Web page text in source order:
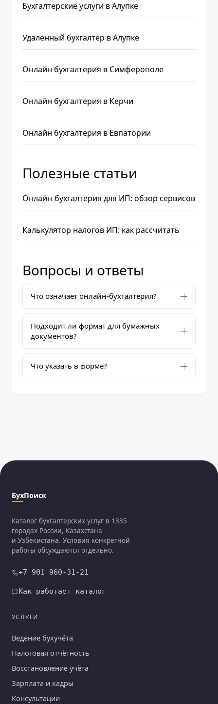
Бухгалтерские услуги в Алупке
Удалённый бухгалтер в Алупке
Онлайн бухгалтерия в Симферополе
Онлайн бухгалтерия в Керчи
Онлайн бухгалтерия в Евпатории
Полезные статьи
Онлайн-бухгалтерия для ИП: обзор сервисов
Калькулятор налогов ИП: как рассчитать
Вопросы и ответы
Что означает онлайн-бухгалтерия?
Подходит ли формат для бумажных
документов?
Что указать в форме?
БухПоиск
Каталог бухгалтерских услуг в 1335
городах России, Казахстана
и Узбекистана. Условия конкретной
работы обсуждаются отдельно.
+7 901 960-31-21
Как работает каталог
УСЛУГИ
Ведение бухучёта
Налоговая отчётность
Восстановление учёта
Зарплата и кадры
Консультации